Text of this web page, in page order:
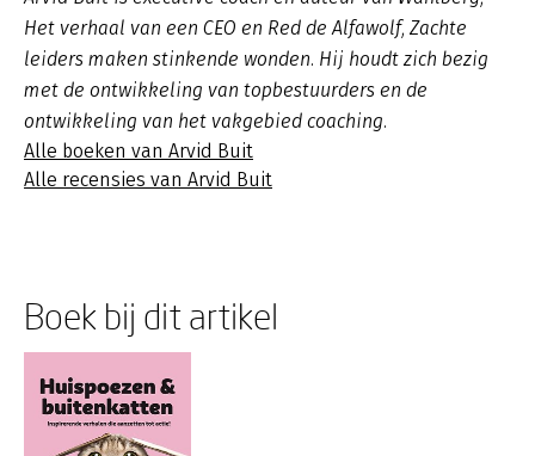
Het verhaal van een CEO en Red de Alfawolf, Zachte
leiders maken stinkende wonden. Hij houdt zich bezig
met de ontwikkeling van topbestuurders en de
ontwikkeling van het vakgebied coaching.
Alle boeken van Arvid Buit
Alle recensies van Arvid Buit
Boek bij dit artikel